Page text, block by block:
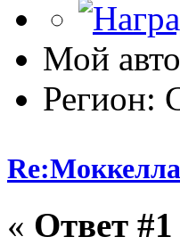
Мой
Регион:
« Ответ #1